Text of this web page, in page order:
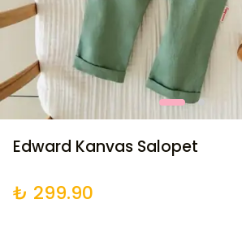
Edward Kanvas Salopet
₺ 299.90